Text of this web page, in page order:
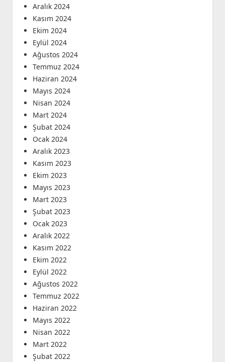
Aralık 2024
Kasım 2024
Ekim 2024
Eylül 2024
Ağustos 2024
Temmuz 2024
Haziran 2024
Mayıs 2024
Nisan 2024
Mart 2024
Şubat 2024
Ocak 2024
Aralık 2023
Kasım 2023
Ekim 2023
Mayıs 2023
Mart 2023
Şubat 2023
Ocak 2023
Aralık 2022
Kasım 2022
Ekim 2022
Eylül 2022
Ağustos 2022
Temmuz 2022
Haziran 2022
Mayıs 2022
Nisan 2022
Mart 2022
Şubat 2022